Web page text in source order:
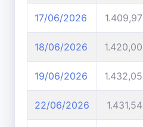
17/06/2026 1.409,97
18/06/2026 1.420,00
19/06/2026 1.432,05
22/06/2026 1.431,54